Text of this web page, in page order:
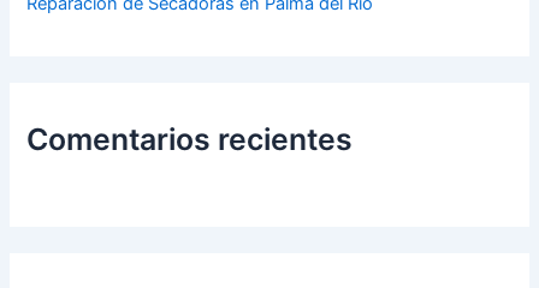
Comentarios recientes